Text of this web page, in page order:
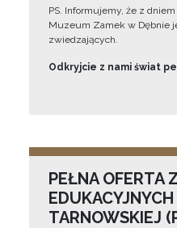
PS. Informujemy, że z
Muzeum Zamek w Dębnie
zwiedzających.
Odkryjcie z nami świat
PEŁNA OFERTA
TARNOWSKIEJ